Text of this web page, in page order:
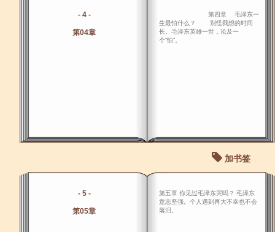
- 4 -
第04章
第四章 毛泽东一
生最怕什么？ 别怪我想的时间
长。毛泽东英雄一世，论及一
个“怕”。
加书签
- 5 -
第05章
第五章 你见过毛泽东哭吗？ 毛泽东
意志坚强。个人遇到再大不幸也不会
落泪。